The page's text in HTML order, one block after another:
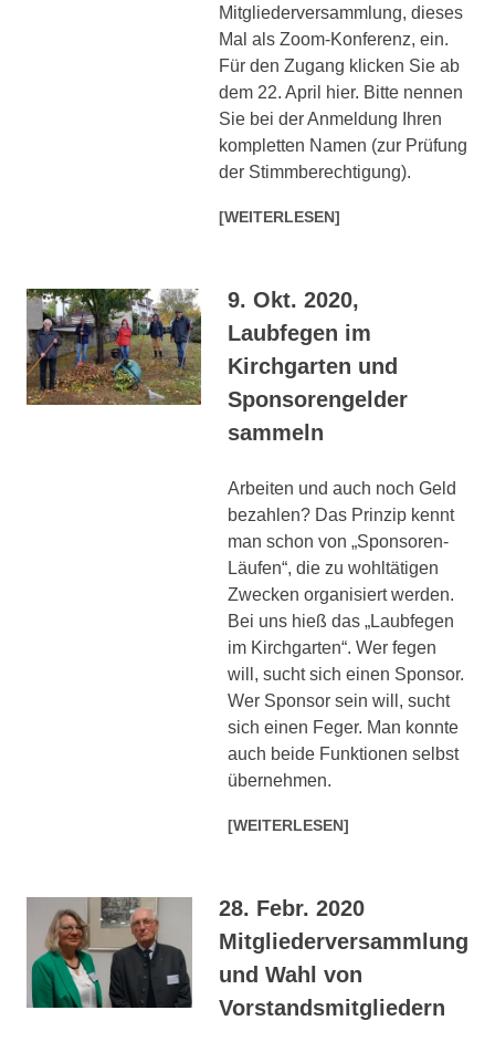
Mitgliederversammlung, dieses
Mal als Zoom-Konferenz, ein.
Für den Zugang klicken Sie ab
dem 22. April hier. Bitte nennen
Sie bei der Anmeldung Ihren
kompletten Namen (zur Prüfung
der Stimmberechtigung).
[WEITERLESEN]
9. Okt. 2020,
Laubfegen im
Kirchgarten und
Sponsorengelder
sammeln
Arbeiten und auch noch Geld
bezahlen? Das Prinzip kennt
man schon von „Sponsoren-
Läufen“, die zu wohltätigen
Zwecken organisiert werden.
Bei uns hieß das „Laubfegen
im Kirchgarten“. Wer fegen
will, sucht sich einen Sponsor.
Wer Sponsor sein will, sucht
sich einen Feger. Man konnte
auch beide Funktionen selbst
übernehmen.
[WEITERLESEN]
28. Febr. 2020
Mitgliederversammlung
und Wahl von
Vorstandsmitgliedern